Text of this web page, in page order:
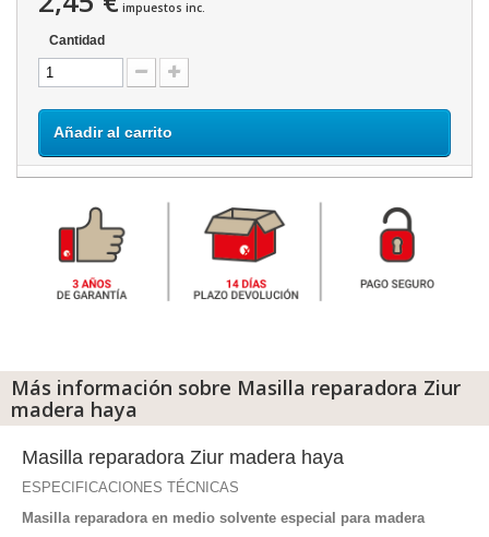
impuestos inc.
Cantidad
Añadir al carrito
Más información sobre Masilla reparadora Ziur
madera haya
Masilla reparadora Ziur madera haya
ESPECIFICACIONES TÉCNICAS
Masilla reparadora en medio solvente especial para madera